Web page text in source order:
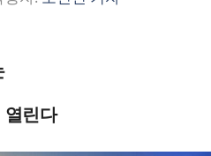
열린다